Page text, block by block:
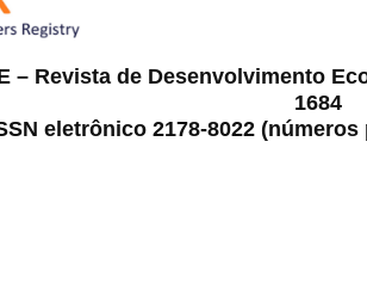
– Revista de Desenvolvimento
1684
eletrônico 2178-8022